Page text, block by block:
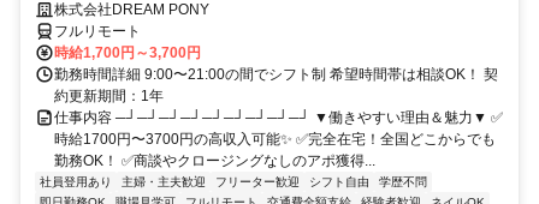
株式会社DREAM PONY
フルリモート
時給1,700円～3,700円
勤務時間詳細 9:00〜21:00の間でシフト制 希望時間帯は相談OK！ 契
約更新期間：1年
仕事内容 ─┘─┘─┘─┘─┘─┘─┘─┘─┘ ▼働きやすい理由＆魅力▼ ✅
時給1700円〜3700円の高収入可能✨ ✅完全在宅！全国どこからでも
勤務OK！ ✅商談やクロージングなしのアポ獲得...
社員登用あり 主婦・主夫歓迎 フリーター歓迎 シフト自由
学歴不問